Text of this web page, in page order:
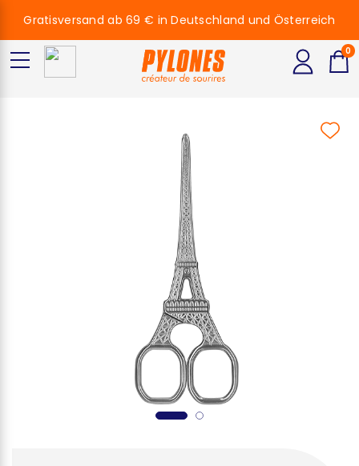
Gratisversand ab 69 € in Deutschland und Österreich
0